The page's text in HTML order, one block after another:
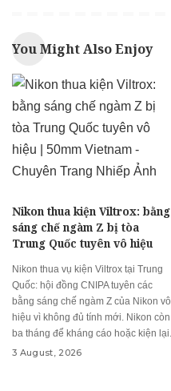
You Might Also Enjoy
Nikon thua kiện Viltrox: bằng
sáng chế ngàm Z bị tòa
Trung Quốc tuyên vô hiệu
Nikon thua vụ kiện Viltrox tại Trung
Quốc: hội đồng CNIPA tuyên các
bằng sáng chế ngàm Z của Nikon vô
hiệu vì không đủ tính mới. Nikon còn
ba tháng để kháng cáo hoặc kiện lại.
3 August, 2026